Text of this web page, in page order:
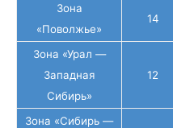
Зона
«Поволжье»
14
Зона «Урал —
Западная
Сибирь»
12
Зона «Сибирь —